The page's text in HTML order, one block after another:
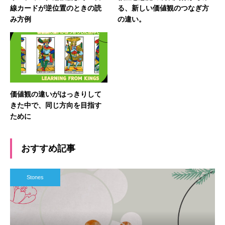
線カードが逆位置のときの読
み方例
る、新しい価値観のつなぎ方
の違い。
価値観の違いがはっきりして
きた中で、同じ方向を目指す
ために
おすすめ記事
Stones